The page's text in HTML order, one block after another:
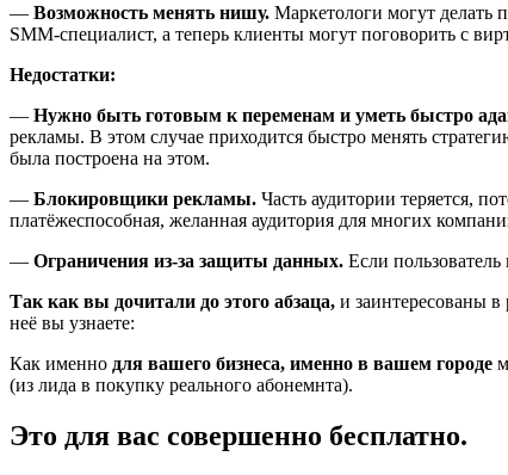
— Возможность менять нишу. Маркетологи могут делать
SMM-специалист, а теперь клиенты могут поговорить с
Недостатки:
— Нужно быть готовым к переменам и уметь быстро
рекламы. В этом случае приходится быстро менять
была построена на этом.
— Блокировщики рекламы. Часть аудитории теряется,
платёжеспособная, желанная аудитория для многих
— Ограничения из-за защиты данных. Если
Так как вы дочитали до этого абзаца, и заинтересованы
неё вы узнаете:
Как именно для вашего бизнеса, именно в вашем городе
(из лида в покупку реального абонемнта).
Это для вас совершенно бесплатно.